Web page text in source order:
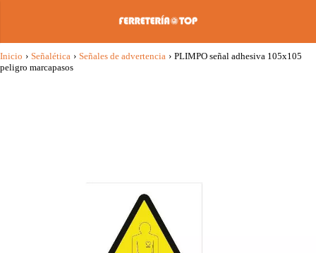
Inicio › Señalética › Señales de advertencia › PLIMPO señal adhesiva 105x105
peligro marcapasos